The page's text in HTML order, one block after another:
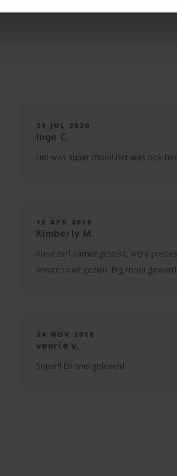
!
31 JUL 2020
Inge C.
Het was super mooi! Het was ook
15 APR 2019
Kimberly M.
Kleur zelf samengesteld, werd
tevoren niet gezien. Erg mooi
24 NOV 2018
veerle v.
Super!! En snel geleverd